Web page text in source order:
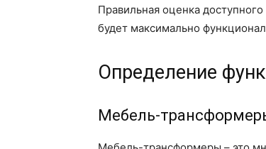
Правильная оценка
будет максимально
Определение
Мебель-